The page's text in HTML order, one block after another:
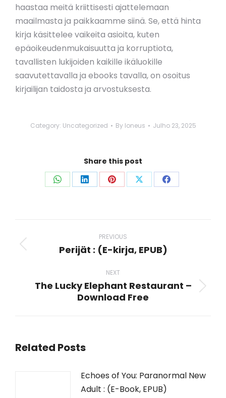
haastaa meitä kriittisesti ajattelemaan
maailmasta ja paikkaamme siinä. Se, että hinta
kirja käsittelee vaikeita asioita, kuten
epäoikeudenmukaisuutta ja korruptiota,
tavallisten lukijoiden kaikille ikäluokille
saavutettavalla ja ebooks tavalla, on osoitus
kirjailijan taidosta ja arvostuksesta.
Category: Uncategorized By loneus Julho 23, 2025
Share this post
Share Share Share Share Share
navigation
PREVIOUS
Previous
Perijät : (E-kirja, EPUB)
NEXT
Next
The Lucky Elephant Restaurant –
Download Free
Related Posts
Echoes of You: Paranormal New
Adult : (E-Book, EPUB)